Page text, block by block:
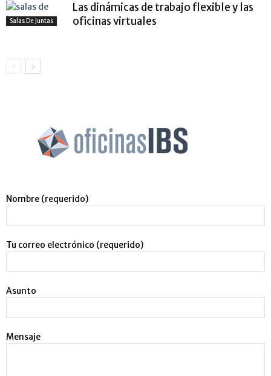
Salas De Juntas
Las dinámicas de trabajo flexible y las
oficinas virtuales
Nombre (requerido)
Tu correo electrónico (requerido)
Asunto
Mensaje